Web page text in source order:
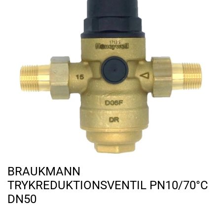
BRAUKMANN
TRYKREDUKTIONSVENTIL PN10/70°C
DN50